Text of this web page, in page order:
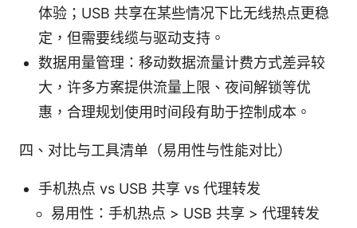
体验；USB 共享在某些情况下比无线热点更稳
定，但需要线缆与驱动支持。
数据用量管理：移动数据流量计费方式差异较
大，许多方案提供流量上限、夜间解锁等优
惠，合理规划使用时间段有助于控制成本。
四、对比与工具清单（易用性与性能对比）
手机热点 vs USB 共享 vs 代理转发
易用性：手机热点 > USB 共享 > 代理转发